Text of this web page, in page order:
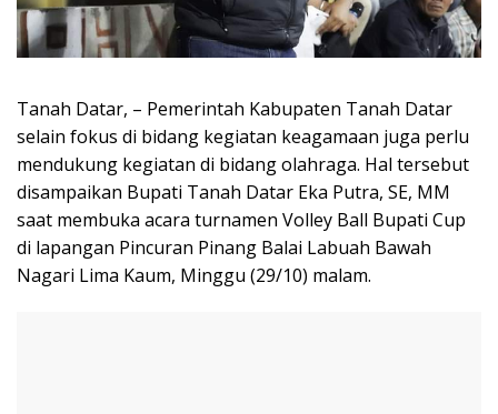
Tanah Datar, – Pemerintah Kabupaten Tanah Datar
selain fokus di bidang kegiatan keagamaan juga perlu
mendukung kegiatan di bidang olahraga. Hal tersebut
disampaikan Bupati Tanah Datar Eka Putra, SE, MM
saat membuka acara turnamen Volley Ball Bupati Cup
di lapangan Pincuran Pinang Balai Labuah Bawah
Nagari Lima Kaum, Minggu (29/10) malam.